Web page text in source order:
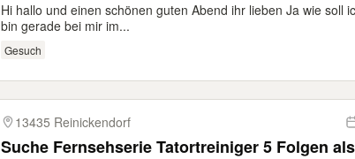
Hi hallo und einen schönen guten Abend ihr lieben Ja wie soll
bin gerade bei mir im...
Gesuch
13435 Reinickendorf
Suche Fernsehserie Tatortreiniger 5 Folgen